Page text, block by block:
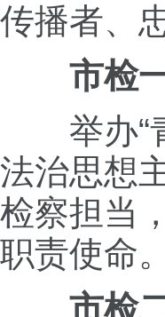
传播者、
市检
举办“青
法治思想
检察担当
职责使命。
市检